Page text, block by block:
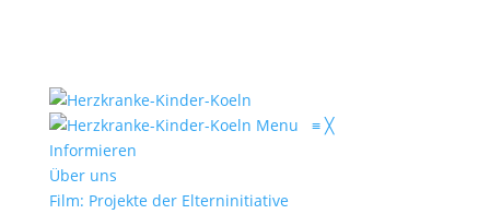
Menu ≡ ╳
Informieren
Über uns
Film: Projekte der Elterninitiative